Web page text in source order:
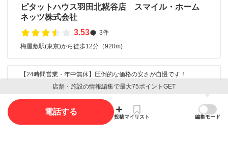
ピタットハウス羽田北糀谷店 スマイル・ホーム
ネッツ株式会社
3.53
3件
梅屋敷駅(東京)から徒歩12分（920m)
【24時間営業・年中無休】圧倒的な価格の安さが自慢です！
タートルクリーン
口コミ
店舗・施設の情報編集で最大75ポイントGET
電話する
投稿マイリスト 編集モード